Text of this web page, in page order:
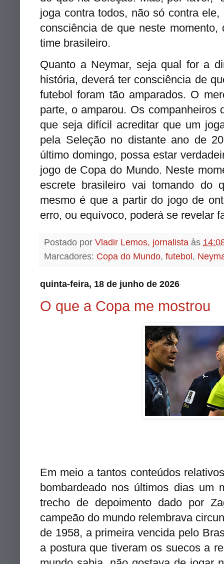
joga contra todos, não só contra
consciência de que neste
time brasileiro.
Quanto a Neymar, seja qual for a
história, deverá ter consciência de
futebol foram tão amparados. O
parte, o amparou. Os
que seja difícil acreditar que um
pela Seleção no distante ano de
último domingo, possa estar
jogo de Copa do Mundo. Neste
escrete brasileiro vai tomando do
mesmo é que a partir do jogo de
erro, ou equívoco, poderá se revelar
Postado por Vladir Lemos, jornalista às
Marcadores: Copa do Mundo, futebol,
quinta-feira, 18 de junho de 2026
O que a Copa me mostrou
Em meio a tantos conteúdos
bombardeado nos últimos dias um
trecho de depoimento dado por
campeão do mundo relembrava
de 1958, a primeira vencida pelo
a postura que tiveram os suecos a